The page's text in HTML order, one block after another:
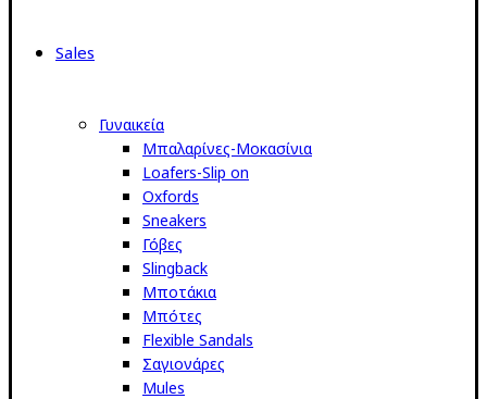
Sales
Γυναικεία
Μπαλαρίνες-Μοκασίνια
Loafers-Slip on
Oxfords
Sneakers
Γόβες
Slingback
Μποτάκια
Μπότες
Flexible Sandals
Σαγιονάρες
Mules